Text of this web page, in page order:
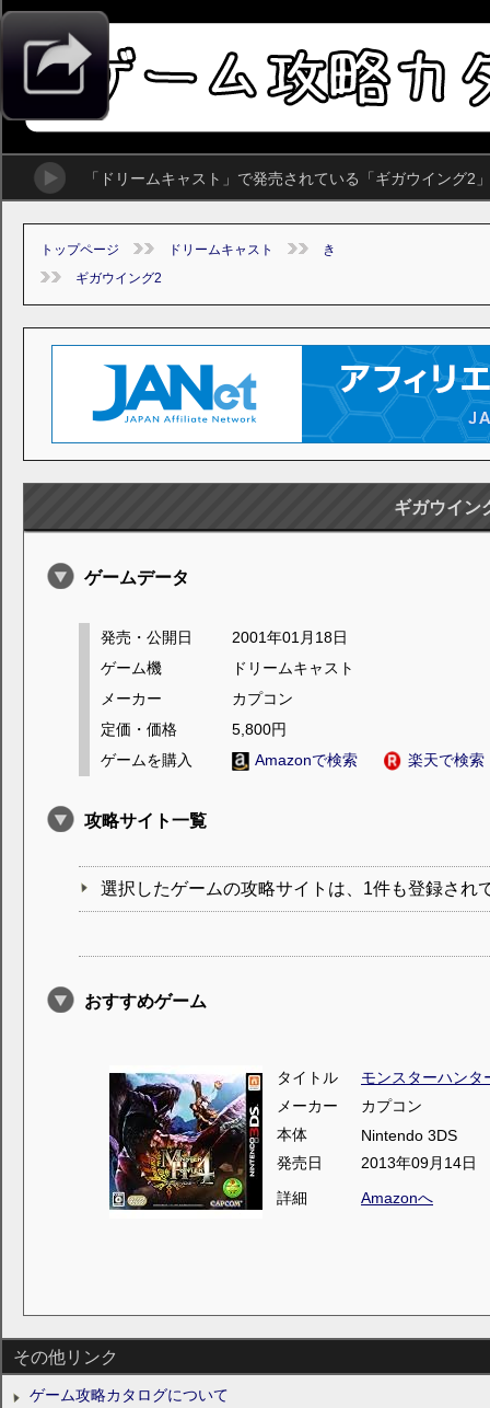
「ドリームキャスト」で発売されている「ギガウイング2
トップページ ドリームキャスト
き
ギガウイング2
ギガウイン
ゲームデータ
発売・公開日
2001年01月18日
ゲーム機
ドリームキャスト
メーカー
カプコン
定価・価格
5,800円
ゲームを購入
Amazonで検索 楽天で検索
攻略サイト一覧
選択したゲームの攻略サイトは、1件も登録され
おすすめゲーム
タイトル
モンスターハンタ
メーカー
カプコン
本体
Nintendo 3DS
発売日
2013年09月14日
詳細
Amazonへ
その他リンク
ゲーム攻略カタログについて